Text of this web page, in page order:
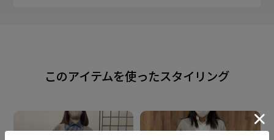
ビジネススタイルにもさっと取り入れ やすいノーカラ
ーコーディガン。
このアイテムを使ったスタイリング